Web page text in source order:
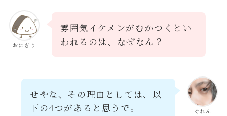
おにぎり
雰囲気イケメンがむかつくとい
われるのは、なぜなん？
ぐれん
せやな、その理由としては、以
下の4つがあると思うで。